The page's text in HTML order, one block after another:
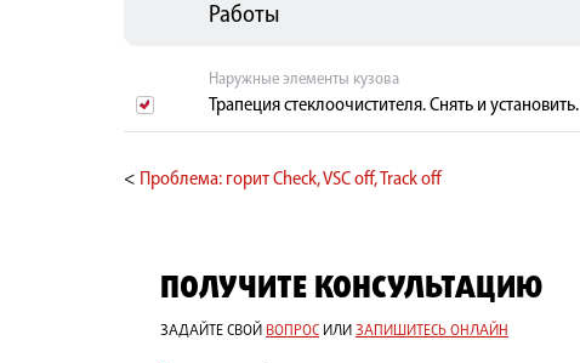
Работы
Наружные элементы кузова
Трапеция стеклоочистителя. Снять и установить.
< Проблема: горит Check, VSC off, Track off
ПОЛУЧИТЕ КОНСУЛЬТАЦИЮ
ЗАДАЙТЕ СВОЙВОПРОС ИЛИЗАПИШИТЕСЬ ОНЛАЙН